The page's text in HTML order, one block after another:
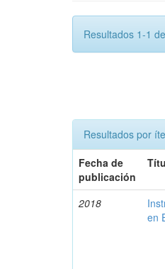
Resultados 1-1
Resultados por
Fecha de
publicación
2018
en